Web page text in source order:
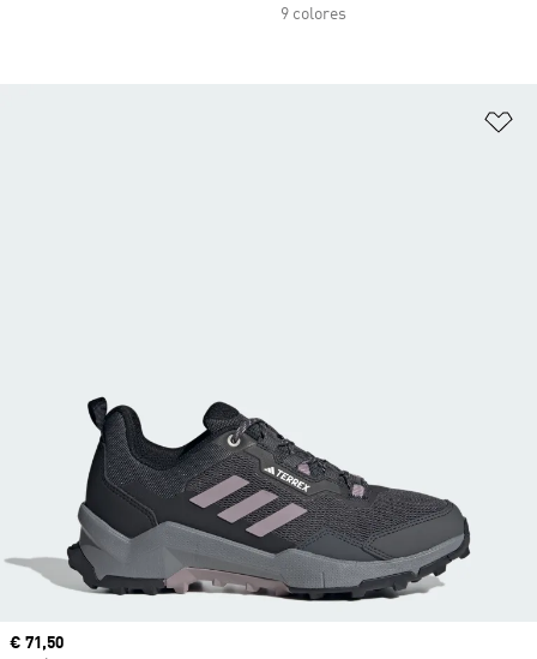
9 colores
Precio actual
€ 71,50